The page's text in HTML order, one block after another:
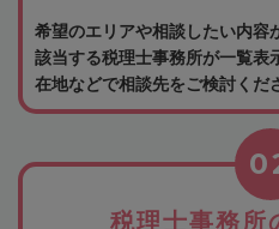
希望のエリアや相談したい内容
該当する税理士事務所が一覧表
在地などで相談先をご検討くだ
税理士事務所